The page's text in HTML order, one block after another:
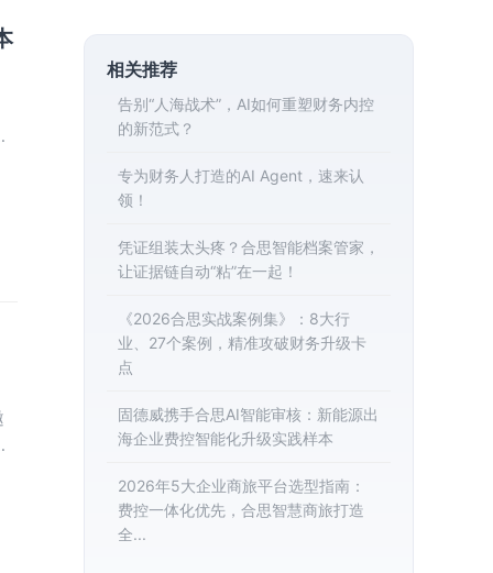
相关推荐
告别“人海战术”，AI如何重塑财务内控
的新范式？
专为财务人打造的AI Agent，速来认
领！
凭证组装太头疼？合思智能档案管家，
让证据链自动“粘”在一起！
《2026合思实战案例集》：8大行
业、27个案例，精准攻破财务升级卡
点
固德威携手合思AI智能审核：新能源出
海企业费控智能化升级实践样本
2026年5大企业商旅平台选型指南：
费控一体化优先，合思智慧商旅打造
全...